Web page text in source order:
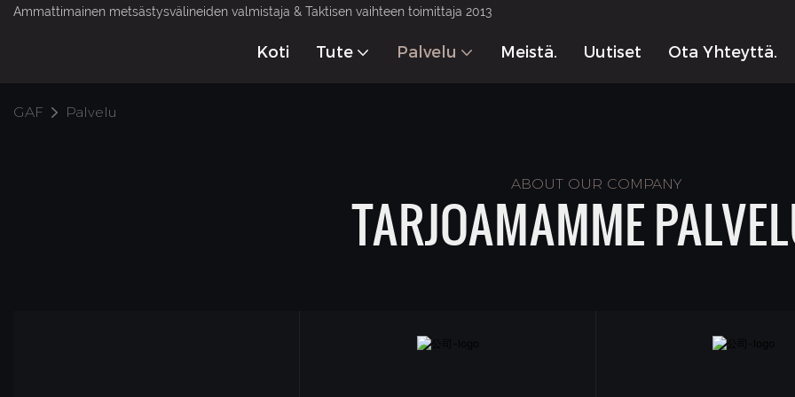
Ammattimainen metsästysvälineiden valmistaja & Taktisen vaihteen toimittaja 2013
Koti Tute Palvelu Meistä. Uutiset Ota Yhteyttä.
GAF Palvelu
ABOUT OUR COMPANY
TARJOAMAMME